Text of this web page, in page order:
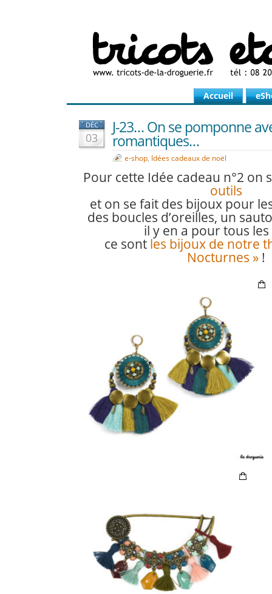
Accueil
DÉC
03
J-23… On se pomponne
romantiques…
e-shop, Idées cadeaux de noël
Pour cette Idée cadeau n°2
outils
et on se fait des bijoux pour
des boucles d’oreilles, un
il y en a pour tous les
ce sont les bijoux de notre
Nocturnes » !